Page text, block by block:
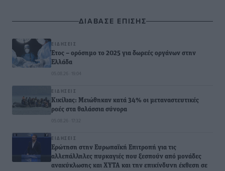
ΔΙΑΒΑΣΕ ΕΠΙΣΗΣ
ΕΙΔΉΣΕΙΣ
Έτος – ορόσημο το 2025 για δωρεές οργάνων στην
Ελλάδα
05.08.26 · 19:04
ΕΙΔΉΣΕΙΣ
Κικίλιας: Μειώθηκαν κατά 34% οι μεταναστευτικές
ροές στα θαλάσσια σύνορα
05.08.26 · 17:32
ΕΙΔΉΣΕΙΣ
Ερώτηση στην Ευρωπαϊκή Επιτροπή για τις
αλλεπάλληλες πυρκαγιές που ξεσπούν από μονάδες
ανακύκλωσης και ΧΥΤΑ και την επικίνδυνη έκθεση σε